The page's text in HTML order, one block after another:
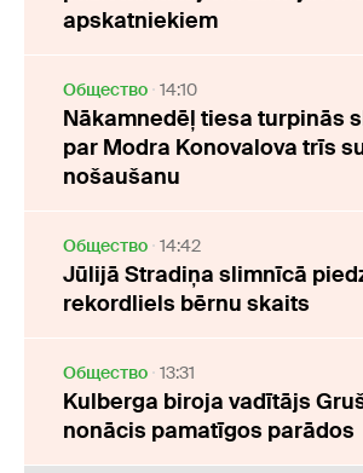
apskatniekiem
Oбщество 14:10
Nākamnedēļ tiesa turpinās
par Modra Konovalova trīs
nošaušanu
Oбщество 14:42
Jūlijā Stradiņa slimnīcā
rekordliels bērnu skaits
Oбщество 13:31
Kulberga biroja vadītājs
nonācis pamatīgos parādos